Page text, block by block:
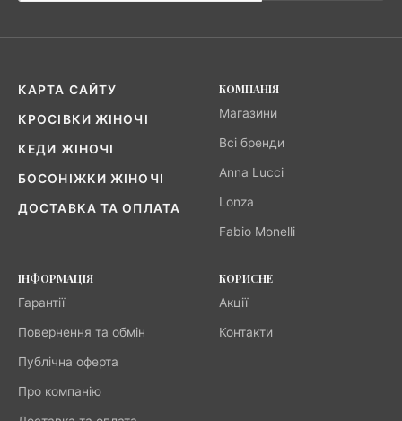
КАРТА САЙТУ
КРОСІВКИ ЖІНОЧІ
КЕДИ ЖІНОЧІ
БОСОНІЖКИ ЖІНОЧІ
ДОСТАВКА ТА ОПЛАТА
КОМПАНІЯ
Магазини
Всі бренди
Anna Lucci
Lonza
Fabio Monelli
ІНФОРМАЦІЯ
Гарантії
Повернення та обмін
Публічна оферта
Про компанію
КОРИСНЕ
Акції
Контакти